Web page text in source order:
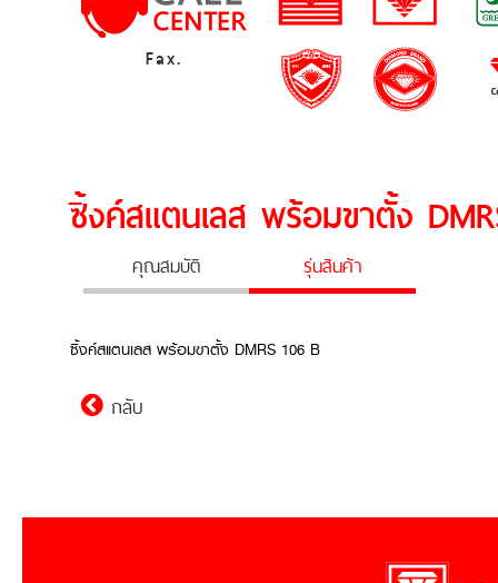
Fax.
ซิ้งค์สแตนเลส พร้อมขาตั้ง
คุณสมบัติ รุ่นสินค้า
ซิ้งค์สแตนเลส พร้อมขาตั้ง DMRS 106 B
กลับ